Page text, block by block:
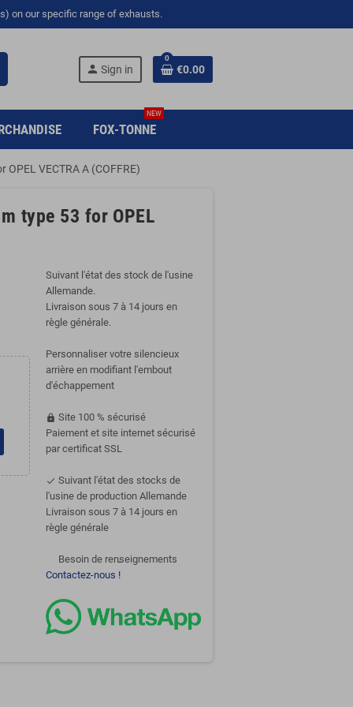
on our specific range of exhausts.
person Sign in
0
€0.00
FOX-TONNE
NEW
VECTRA A (COFFRE)
type 53 for OPEL
Suivant l'état des stock de l'usine
Allemande.
Livraison sous 7 à 14 jours en
règle générale.
Personnaliser votre silencieux
arrière en modifiant l'embout
d'échappement
https Site 100 % sécurisé
Paiement et site internet sécurisé
par certificat SSL
done Suivant l'état des stocks de
l'usine de production Allemande
Livraison sous 7 à 14 jours en
règle générale
support-agent
Besoin de renseignements
Contactez-nous !